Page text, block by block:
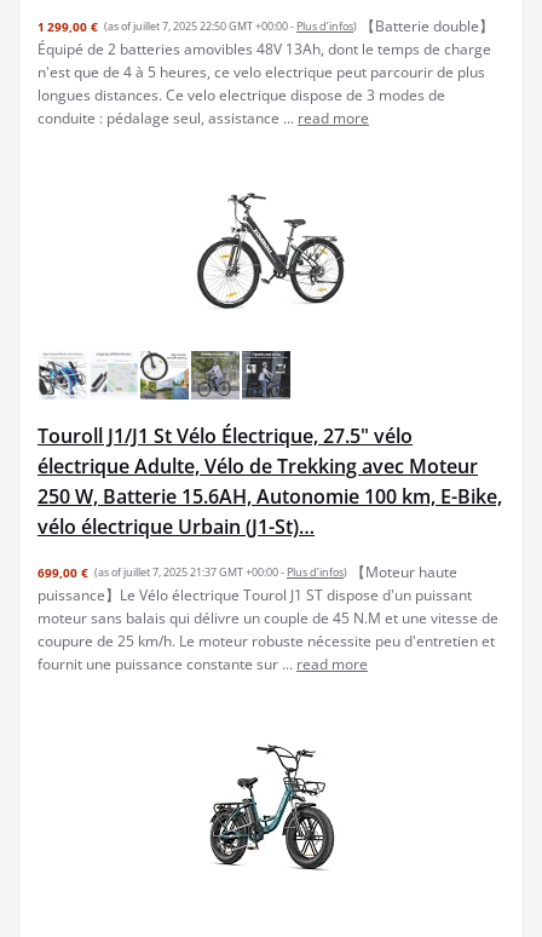
1 299,00 € (as of juillet 7, 2025 22:50 GMT +00:00 - Plus d’infos)
【Batterie double】
Équipé de 2 batteries amovibles 48V 13Ah, dont le temps de charge
n'est que de 4 à 5 heures, ce velo electrique peut parcourir de plus
longues distances. Ce velo electrique dispose de 3 modes de
conduite : pédalage seul, assistance ... read more
Touroll J1/J1 St Vélo Électrique, 27.5" vélo
électrique Adulte, Vélo de Trekking avec Moteur
250 W, Batterie 15.6AH, Autonomie 100 km, E-Bike,
vélo électrique Urbain (J1-St)…
699,00 € (as of juillet 7, 2025 21:37 GMT +00:00 - Plus d’infos)
【Moteur haute
puissance】Le Vélo électrique Tourol J1 ST dispose d'un puissant
moteur sans balais qui délivre un couple de 45 N.M et une vitesse de
coupure de 25 km/h. Le moteur robuste nécessite peu d'entretien et
fournit une puissance constante sur ... read more